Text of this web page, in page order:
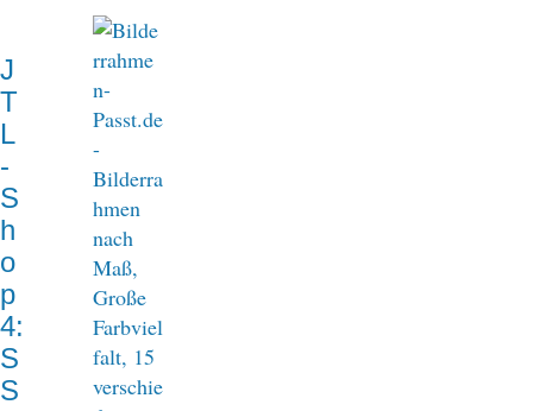
g
a
t
i
o
n
J
T
L
-
S
h
o
p
4:
S
S